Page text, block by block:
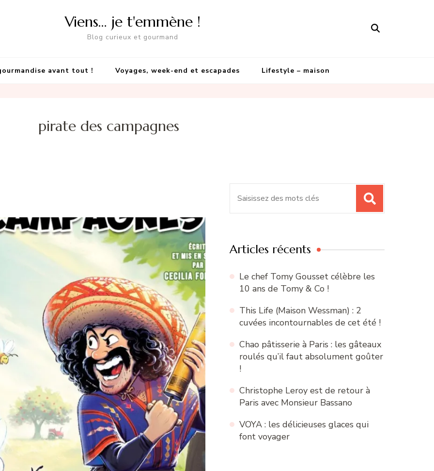
Viens… je t'emmène !
Blog curieux et gourmand
avant tout ! Voyages, week-end et escapades Lifestyle – maison
pirate des campagnes
Articles récents
Le chef Tomy Gousset célèbre les
10 ans de Tomy & Co !
This Life (Maison Wessman) : 2
cuvées incontournables de cet été !
Chao pâtisserie à Paris : les gâteaux
roulés qu’il faut absolument goûter
!
Christophe Leroy est de retour à
Paris avec Monsieur Bassano
VOYA : les délicieuses glaces qui
font voyager